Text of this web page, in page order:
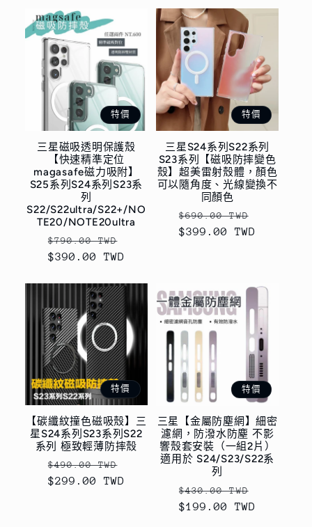
特價
三星磁吸透明保護殼
【快速精準定位
magasafe磁力吸附】
S25系列S24系列S23系
列
S22/S22ultra/S22+/NO
TE20/NOTE20ultra
定
價
$790.00 TWD
$390.00 TWD
特價
三星S24系列S22系列
S23系列【磁吸防摔變色
殼】超美雷射殼體，顏色
可以隨角度、光線變換不
同顏色
定
價
$690.00 TWD
$399.00 TWD
特價
【碳纖紋撞色磁吸殼】三
星S24系列S23系列S22
系列 極致輕薄防摔殼
定
價
$490.00 TWD
$299.00 TWD
特價
三星【金屬防塵網】細密
濾網，防潑水防塵 不影
響殼套安裝（一組2片）
適用於 S24/S23/S22系
列
定
價
$430.00 TWD
$199.00 TWD